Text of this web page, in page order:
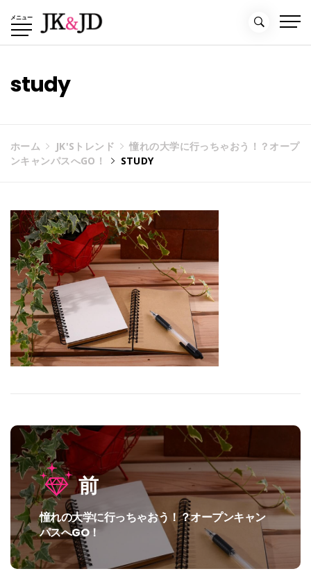
メニュー
study
ホーム JK'Sトレンド
憧れの大学に行っちゃおう！？オープ
ンキャンパスへGO！
STUDY
投
稿
ナ
ビ
ゲ
前
過
去
の
投
憧れの大学に行っちゃおう！？オープンキャン
パスへGO！